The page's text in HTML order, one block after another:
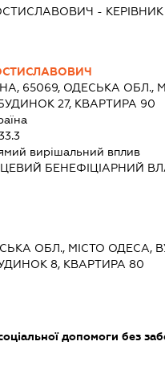
- КЕРІВНИК
65069, ОДЕСЬКА ОБЛ.,
27, КВАРТИРА 90
вирішальний вплив
БЕНЕФІЦІАРНИЙ
ОБЛ., МІСТО ОДЕСА,
8, КВАРТИРА 80
допомоги без